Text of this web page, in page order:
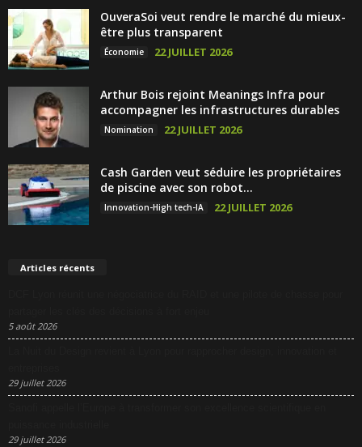
OuveraSoi veut rendre le marché du mieux-
être plus transparent
Économie 22 JUILLET 2026
Arthur Bois rejoint Meanings Infra pour
accompagner les infrastructures durables
Nomination 22 JUILLET 2026
Cash Garden veut séduire les propriétaires
de piscine avec son robot...
Innovation-High tech-IA 22 JUILLET 2026
Articles récents
5 août 2026
29 juillet 2026
29 juillet 2026